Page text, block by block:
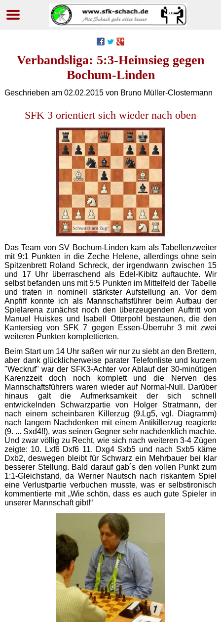
Verbandsliga: 5:3-Heimsieg gegen
Bochum-Linden
Geschrieben am 02.02.2015von Bruno Müller-Clostermann
SFK 3 orientiert sich wieder nach oben
Das Team von SV Bochum-Linden kam als Tabellenzweiter
mit 9:1 Punkten in die Zeche Helene, allerdings ohne sein
Spitzenbrett Roland Schreck, der irgendwann zwischen 15
und 17 Uhr überraschend als Edel-Kibitz auftauchte. Wir
selbst befanden uns mit 5:5 Punkten im Mittelfeld der Tabelle
und traten in nominell stärkster Aufstellung an. Vor dem
Anpfiff konnte ich als Mannschaftsführer beim Aufbau der
Spielarena zunächst noch den überzeugenden Auftritt von
Manuel Huiskes und Isabell Otterpohl bestaunen, die den
Kantersieg von SFK 7 gegen Essen-Überruhr 3 mit zwei
weiteren Punkten komplettierten.
Beim Start um 14 Uhr saßen wir nur zu siebt an den Brettern,
aber dank glücklicherweise parater Telefonliste und kurzem
"Weckruf" war der SFK3-Achter vor Ablauf der 30-minütigen
Karenzzeit doch noch komplett und die Nerven des
Mannschaftsführers waren wieder auf Normal-Null. Darüber
hinaus galt die Aufmerksamkeit der sich schnell
entwickelnden Schwarzpartie von Holger Stratmann, der
nach einem scheinbaren Killerzug (9.Lg5, vgl. Diagramm)
nach langem Nachdenken mit einem Antikillerzug reagierte
(9. ... Sxd4!!), was seinen Gegner sehr nachdenklich machte.
Und zwar völlig zu Recht, wie sich nach weiteren 3-4 Zügen
zeigte: 10. Lxf6 Dxf6 11. Dxg4 Sxb5 und nach Sxb5 käme
Dxb2, deswegen bleibt für Schwarz ein Mehrbauer bei klar
besserer Stellung. Bald darauf gab´s den vollen Punkt zum
1:1-Gleichstand, da Werner Nautsch nach riskantem Spiel
eine Verlustpartie verbuchen musste, was er selbstironisch
kommentierte mit „Wie schön, dass es auch gute Spieler in
unserer Mannschaft gibt!“